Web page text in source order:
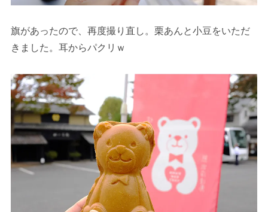
旗があったので、再度撮り直し。栗あんと小豆をいただ
きました。耳からパクリｗ